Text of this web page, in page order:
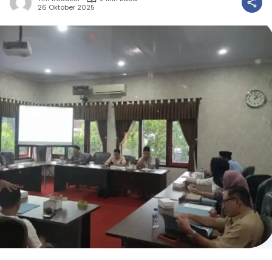
26 Oktober 2025